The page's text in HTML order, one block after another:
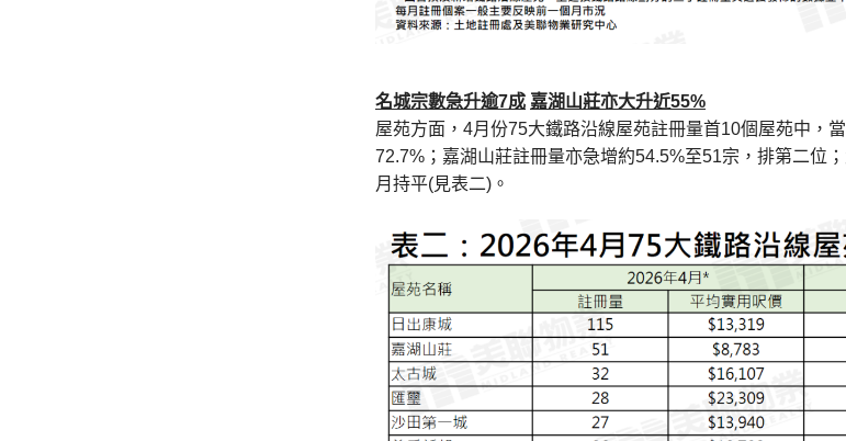
名城宗數急升逾7成 嘉湖山莊亦大升近55%
屋苑方面，4月份75大鐵路沿線屋苑註冊量首10個屋苑中，
72.7%；嘉湖山莊註冊量亦急增約54.5%至51宗，排第二位
月持平(見表二)。